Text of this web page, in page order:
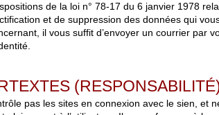
de la loi n° 78-17 du 6 janvier 1978
et de suppression des données qui
il vous suffit d’envoyer un courrier par
pas les sites en connexion avec le sien, et